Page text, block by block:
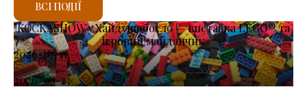
KOCKASHOW у Хайдушобосло — виставка LEGO® та
ігровий майданчик
2026-07-11
-
2026-08-23
ВСІ ПОДІЇ